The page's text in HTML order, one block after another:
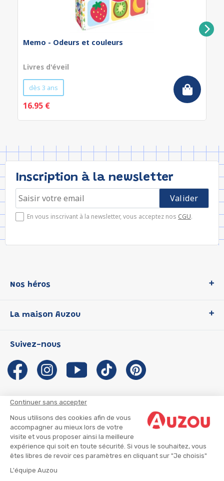
Continuer sans accepter
Nous utilisons des cookies afin de vous
accompagner au mieux lors de votre
visite et vous proposer ainsi la meilleure
expérience qui soit en toute sécurité. Si vous le souhaitez, vous
êtes libres de revoir ces paramètres en cliquant sur "Je choisis"
L'équipe Auzou
Memo - Odeurs et couleurs
Livres d'éveil
dès 3 ans
16.95 €
Inscription à la newsletter
En vous inscrivant à la newsletter, vous acceptez nos CGU.
Nos héros
P'tit Loup
Les Influenceuses
Migali
Petite Taupe
La maison Auzou
Notre histoire
Auzou s'engage
Auteurs et illustrateurs Auzou
Suivre mon colis
Infos consommateur
Suivez-nous
CGU
CGV
Mentions légales